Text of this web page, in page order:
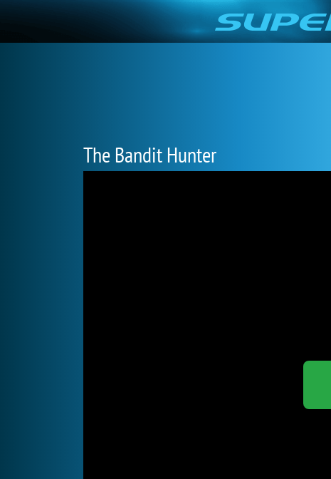
The Bandit Hunter